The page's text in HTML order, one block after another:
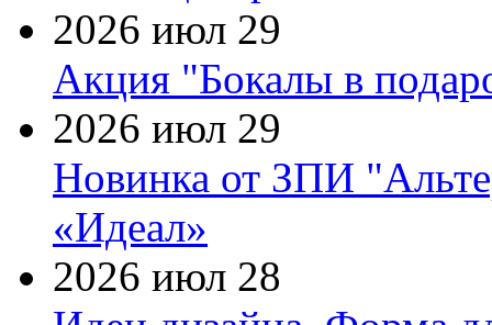
2026 июл 29
Акция "Бокалы в
2026 июл 29
Новинка от ЗПИ
«Идеал»
2026 июл 28